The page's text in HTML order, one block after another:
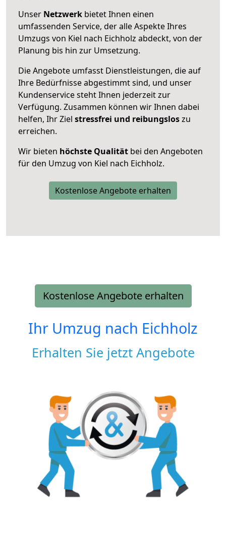
Unser Netzwerk bietet Ihnen einen
umfassenden Service, der alle Aspekte Ihres
Umzugs von Kiel nach Eichholz abdeckt, von der
Planung bis hin zur Umsetzung.
Die Angebote umfasst Dienstleistungen, die auf
Ihre Bedürfnisse abgestimmt sind, und unser
Kundenservice steht Ihnen jederzeit zur
Verfügung. Zusammen können wir Ihnen dabei
helfen, Ihr Ziel stressfrei und reibungsloszu
erreichen.
Wir bieten höchste Qualität bei den Angeboten
für den Umzug von Kiel nach Eichholz.
Kostenlose Angebote erhalten
Kostenlose Angebote erhalten
Ihr Umzug nach Eichholz
Erhalten Sie jetzt Angebote